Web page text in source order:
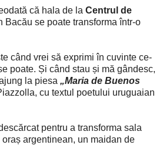
că hala de la Centrul de
Bacău se poate transforma într-o
când vrei să exprimi în cuvinte ce-
poate. Și când stau și mă gândesc,
la piesa „Maria de Buenos
cu textul poetului uruguaian
pentru a transforma sala
argentinean, un maidan de